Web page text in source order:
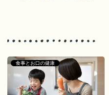
食事とお口の健康